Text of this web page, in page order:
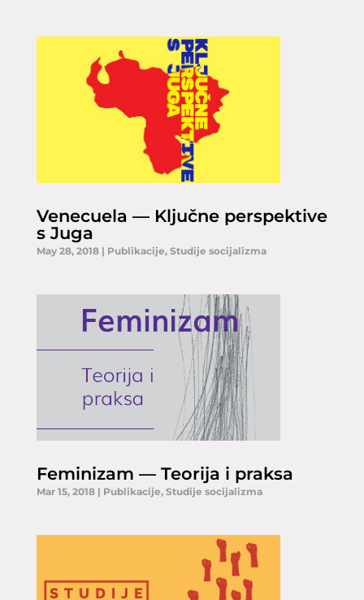
Venecuela — Ključne perspektive
s Juga
May 28, 2018| Publikacije, Studije socijalizma
Feminizam — Teorija i praksa
Mar 15, 2018| Publikacije, Studije socijalizma